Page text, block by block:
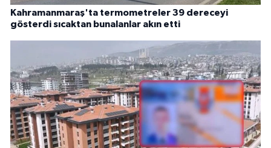
Kahramanmaraş'ta termometreler 39 dereceyi
gösterdi sıcaktan bunalanlar akın etti